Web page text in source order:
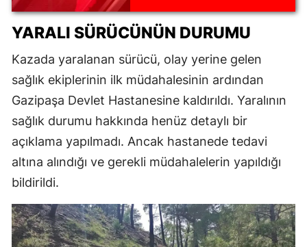
YARALI SÜRÜCÜNÜN DURUMU
Kazada yaralanan sürücü, olay yerine gelen
sağlık ekiplerinin ilk müdahalesinin ardından
Gazipaşa Devlet Hastanesine kaldırıldı. Yaralının
sağlık durumu hakkında henüz detaylı bir
açıklama yapılmadı. Ancak hastanede tedavi
altına alındığı ve gerekli müdahalelerin yapıldığı
bildirildi.